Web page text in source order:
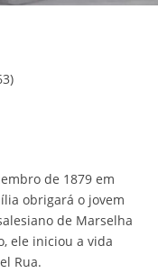
de 1879 em
obrigará o jovem
de Marselha
ele iniciou a vida
Rua.